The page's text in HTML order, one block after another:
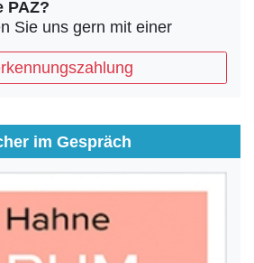
PAZ?
Sie uns gern mit einer
im Gespräch